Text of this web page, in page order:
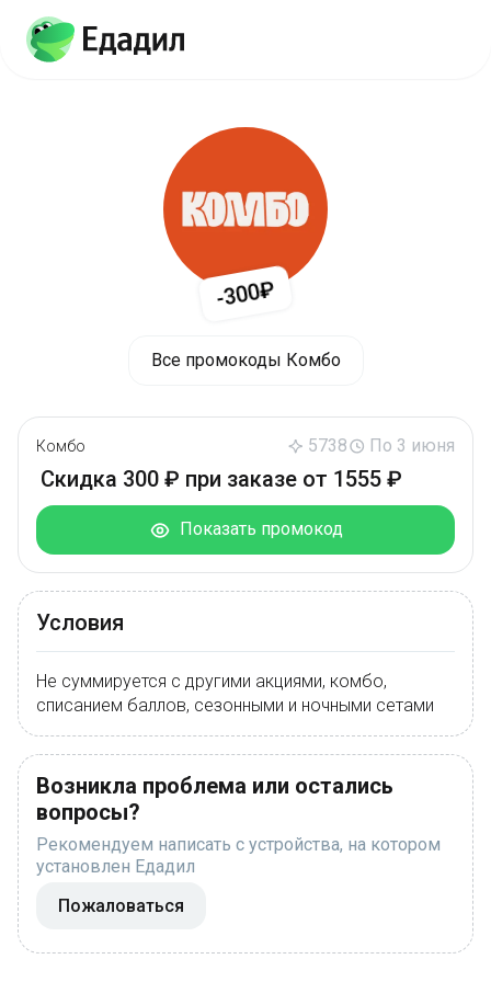
-300₽
Все промокоды Комбо
Комбо 5738 По 3 июня
Скидка 300 ₽ при заказе от 1555 ₽
Показать промокод
Условия
Не суммируется с другими акциями, комбо,
списанием баллов, сезонными и ночными сетами
Возникла проблема или остались
вопросы?
Рекомендуем написать с устройства, на котором
установлен Едадил
Пожаловаться